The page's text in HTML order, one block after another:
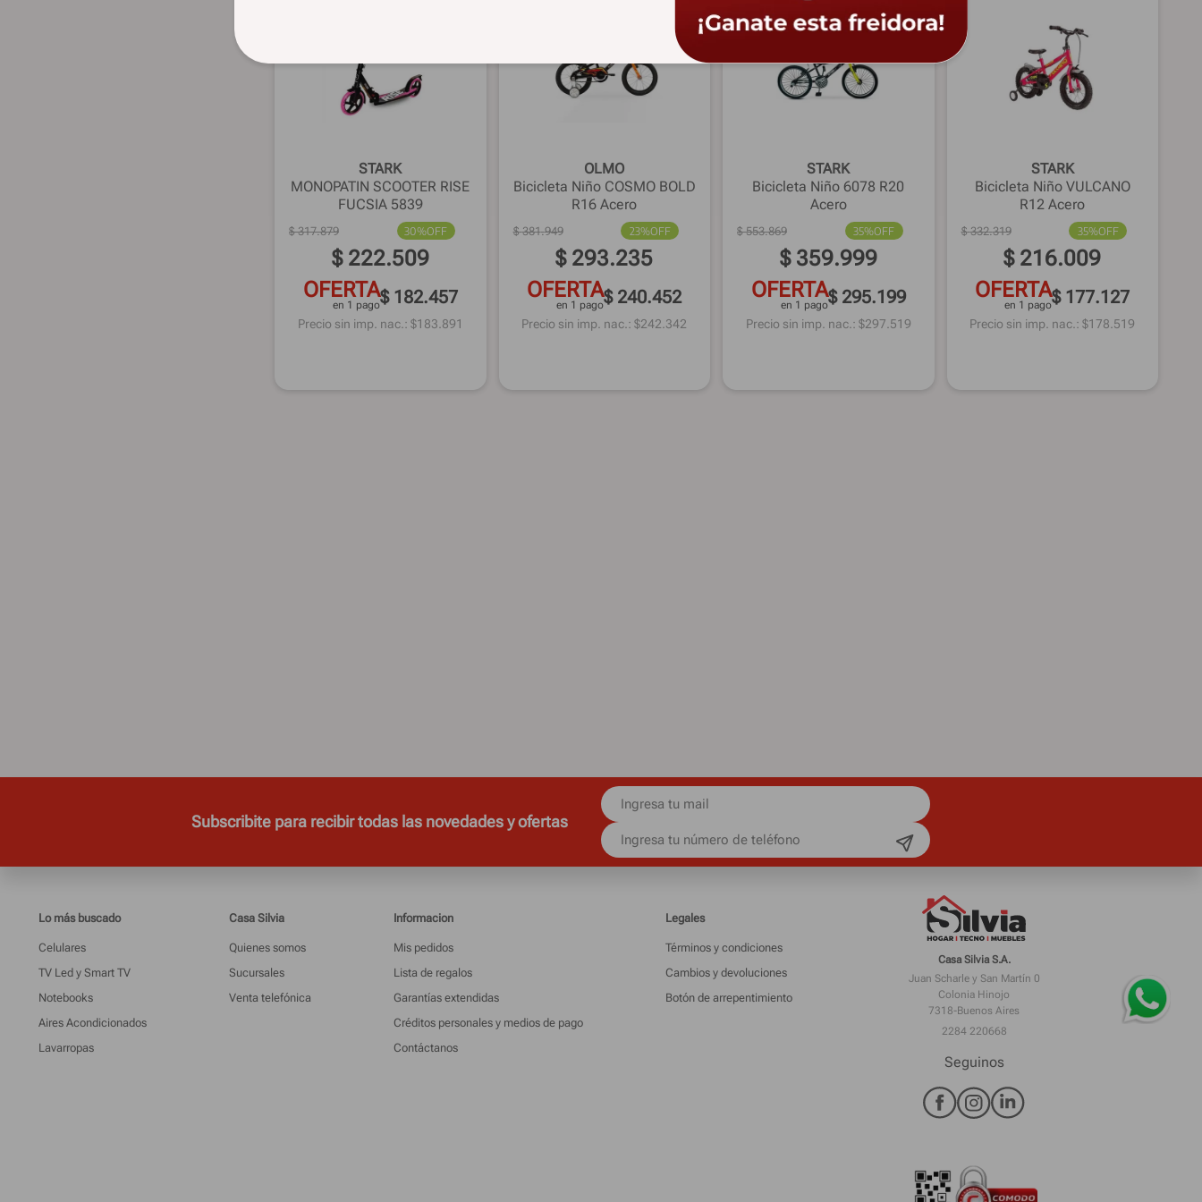
STARK
MONOPATIN SCOOTER RISE
FUCSIA 5839
$ 317.879 30%OFF
$ 222.509
OFERTA
en 1 pago$ 182.457
Precio sin imp. nac.: $183.891
OLMO
Bicicleta Niño COSMO BOLD
R16 Acero
$ 381.949 23%OFF
$ 293.235
OFERTA
en 1 pago$ 240.452
Precio sin imp. nac.: $242.342
STARK
Bicicleta Niño 6078 R20
Acero
$ 553.869 35%OFF
$ 359.999
OFERTA
en 1 pago$ 295.199
Precio sin imp. nac.: $297.519
STARK
Bicicleta Niño VULCANO
R12 Acero
$ 332.319 35%OFF
$ 216.009
OFERTA
en 1 pago$ 177.127
Precio sin imp. nac.: $178.519
Subscribite para recibir todas las novedades y ofertas
Lo más buscado
Celulares
TV Led y Smart TV
Notebooks
Aires Acondicionados
Lavarropas
Casa Silvia
Quienes somos
Sucursales
Venta telefónica
Informacion
Mis pedidos
Lista de regalos
Garantías extendidas
Créditos personales y medios de pago
Contáctanos
Legales
Términos y condiciones
Cambios y devoluciones
Botón de arrepentimiento
Casa Silvia S.A.
Juan Scharle y San Martín 0
Colonia Hinojo
7318-Buenos Aires
2284 220668
Seguinos